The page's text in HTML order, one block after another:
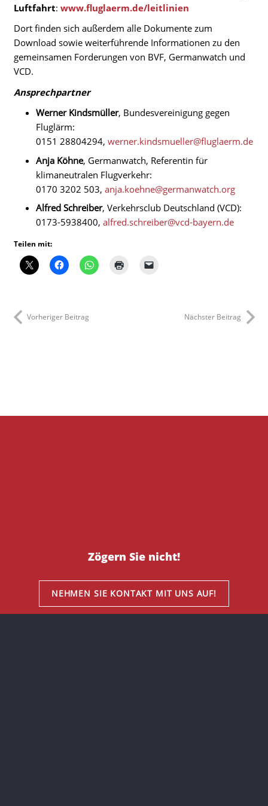
Luftfahrt: www.fluglaerm.de/leitlinien
Dort finden sich außerdem alle Dokumente zum
Download sowie weiterführende Informationen zu den
gemeinsamen Forderungen von BVF, Germanwatch und
VCD.
Ansprechpartner
Werner Kindsmüller, Bundesvereinigung gegen
Fluglärm:
0151 28804294, werner.kindsmueller@fluglaerm.de
Anja Köhne, Germanwatch, Referentin für
klimaneutralen Flugverkehr:
0170 3202 503, anja.koehne@germanwatch.org
Alfred Schreiber, Verkehrsclub Deutschland (VCD):
0173-5938400, alfred.schreiber@vcd-bayern.de
Teilen mit:
Vorheriger Beitrag Nächster Beitrag
Zögern Sie nicht!
NEHMEN SIE KONTAKT MIT UNS AUF!